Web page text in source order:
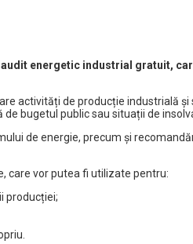
energetic industrial gratuit,
activități de producție industrială
bugetul public sau situații de
de energie, precum și
care vor putea fi utilizate pentru:
producției;